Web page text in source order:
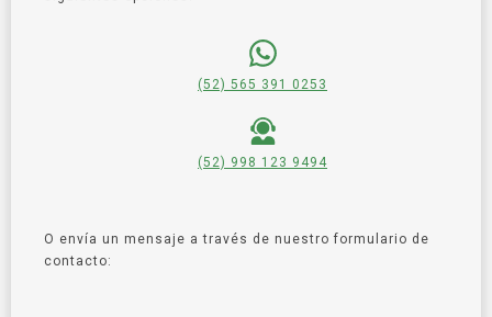
(52) 565 391 0253
(52) 998 123 9494
O envía un mensaje a través de nuestro formulario de
contacto: